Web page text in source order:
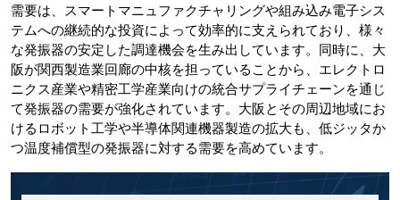
需要は、スマートマニュファクチャリングや組み込み電子シス
テムへの継続的な投資によって効率的に支えられており、様々
な発振器の安定した調達機会を生み出しています。同時に、大
阪が関西製造業回廊の中核を担っていることから、エレクトロ
ニクス産業や精密工学産業向けの統合サプライチェーンを通じ
て発振器の需要が強化されています。大阪とその周辺地域にお
けるロボット工学や半導体関連機器製造の拡大も、低ジッタか
つ温度補償型の発振器に対する需要を高めています。